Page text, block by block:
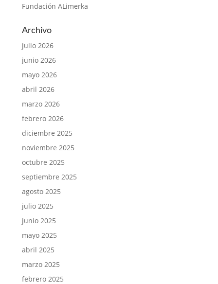
Fundación ALimerka
Archivo
julio 2026
junio 2026
mayo 2026
abril 2026
marzo 2026
febrero 2026
diciembre 2025
noviembre 2025
octubre 2025
septiembre 2025
agosto 2025
julio 2025
junio 2025
mayo 2025
abril 2025
marzo 2025
febrero 2025